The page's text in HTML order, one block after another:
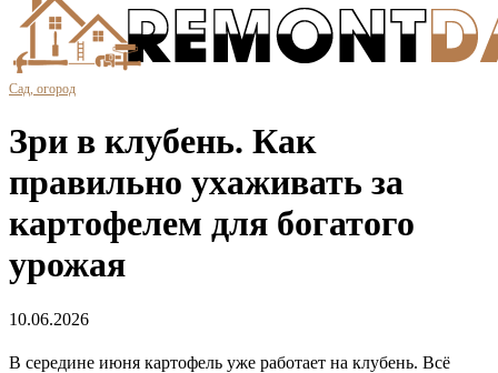
Сад, огород
Зри в клубень. Как
правильно ухаживать за
картофелем для богатого
урожая
10.06.2026
В середине июня картофель уже работает на клубень. Всё